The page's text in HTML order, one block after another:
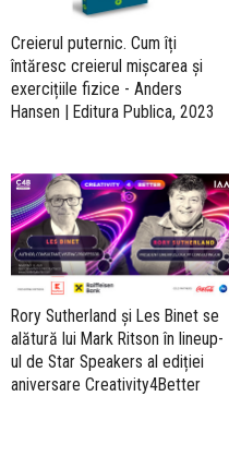
Creierul puternic. Cum îți
întăresc creierul mișcarea și
exercițiile fizice - Anders
Hansen | Editura Publica, 2023
Rory Sutherland și Les Binet se
alătură lui Mark Ritson în lineup-
ul de Star Speakers al ediției
aniversare Creativity4Better